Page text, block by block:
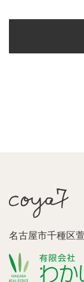
名古屋市千種区